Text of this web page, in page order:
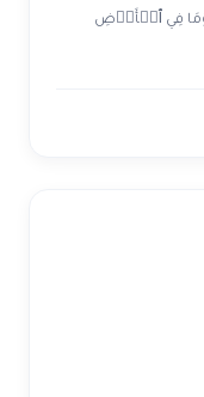
وَمَا فِي ٱلۡأَرۡضِ